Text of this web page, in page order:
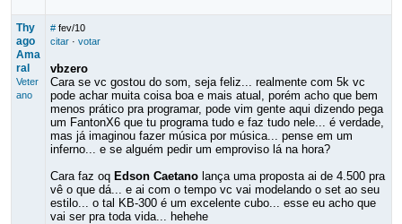
Thy
ago
Ama
ral
Veter
ano
# fev/10
citar· votar
vbzero
Cara se vc gostou do som, seja feliz... realmente com 5k vc
pode achar muita coisa boa e mais atual, porém acho que bem
menos prático pra programar, pode vim gente aqui dizendo pega
um FantonX6 que tu programa tudo e faz tudo nele... é verdade,
mas já imaginou fazer música por música... pense em um
inferno... e se alguém pedir um emproviso lá na hora?
Cara faz oq Edson Caetanolança uma proposta ai de 4.500 pra
vê o que dá... e ai com o tempo vc vai modelando o set ao seu
estilo... o tal KB-300 é um excelente cubo... esse eu acho que
vai ser pra toda vida... hehehe